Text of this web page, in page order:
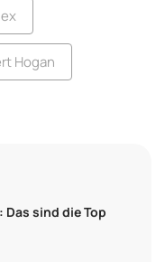
Hogan
sind die Top